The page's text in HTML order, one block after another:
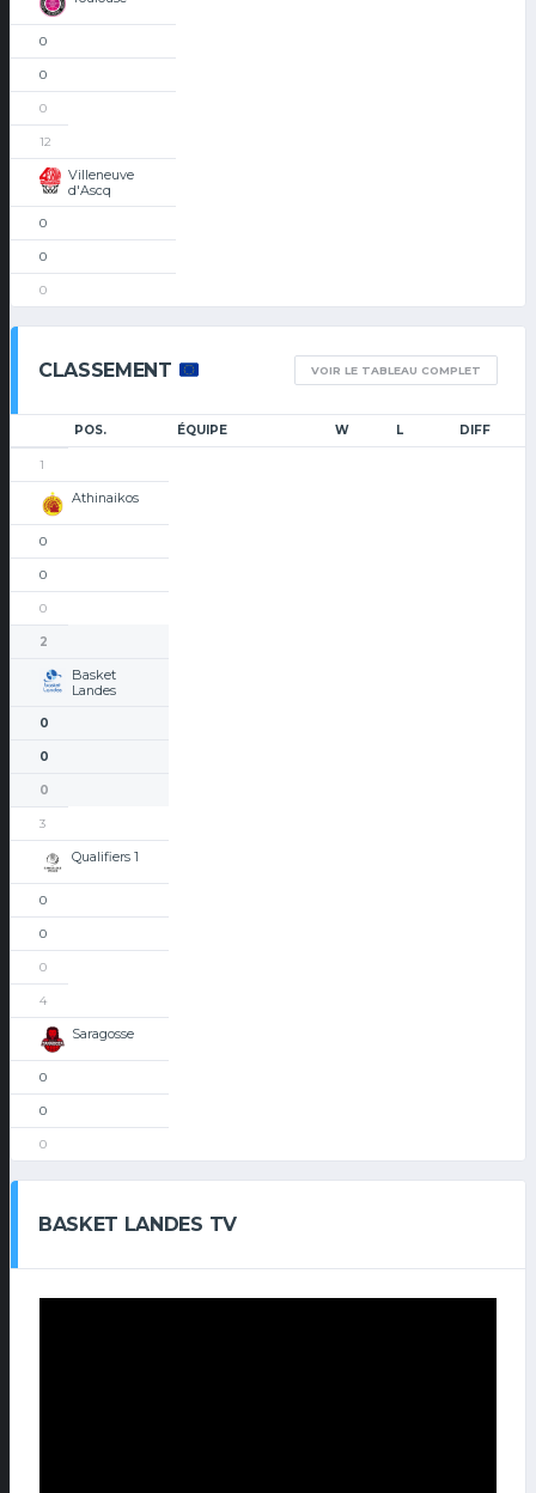
0
0
0
12
Villeneuve
d'Ascq
0
0
0
CLASSEMENT VOIR LE TABLEAU COMPLET
POS. ÉQUIPE W L DIFF
1
Athinaikos
0
0
0
2
Basket
Landes
0
0
0
3
Qualifiers 1
0
0
0
4
Saragosse
0
0
0
BASKET LANDES TV